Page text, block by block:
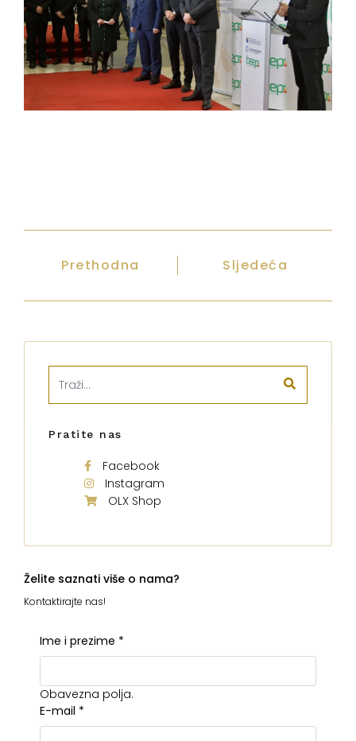
Prethodna Sljedeća
Pratite nas
Facebook
Instagram
OLX Shop
Želite saznati više o nama?
Kontaktirajte nas!
Ime i prezime *
Obavezna polja.
E-mail *